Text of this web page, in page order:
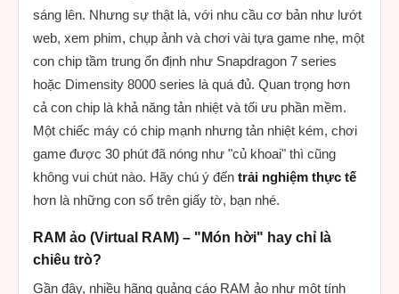
sáng lên. Nhưng sự thật là, với nhu cầu cơ bản như lướt
web, xem phim, chụp ảnh và chơi vài tựa game nhẹ, một
con chip tầm trung ổn định như Snapdragon 7 series
hoặc Dimensity 8000 series là quá đủ. Quan trọng hơn
cả con chip là khả năng tản nhiệt và tối ưu phần mềm.
Một chiếc máy có chip mạnh nhưng tản nhiệt kém, chơi
game được 30 phút đã nóng như "củ khoai" thì cũng
không vui chút nào. Hãy chú ý đến trải nghiệm thực tế
hơn là những con số trên giấy tờ, bạn nhé.
RAM ảo (Virtual RAM) – "Món hời" hay chỉ là
chiêu trò?
Gần đây, nhiều hãng quảng cáo RAM ảo như một tính